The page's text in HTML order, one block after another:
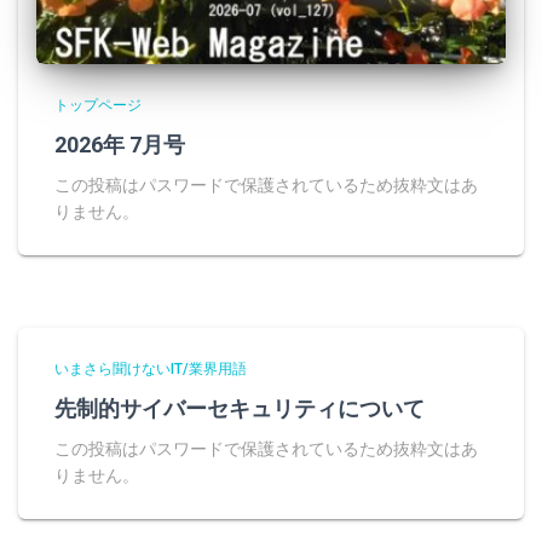
トップページ
2026年 7月号
この投稿はパスワードで保護されているため抜粋文はあ
りません。
いまさら聞けないIT/業界用語
先制的サイバーセキュリティについて
この投稿はパスワードで保護されているため抜粋文はあ
りません。